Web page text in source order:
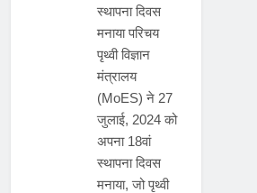
स्थापना दिवस
मनाया परिचय
पृथ्वी विज्ञान
मंत्रालय
(MoES) ने 27
जुलाई, 2024 को
अपना 18वां
स्थापना दिवस
मनाया, जो पृथ्वी